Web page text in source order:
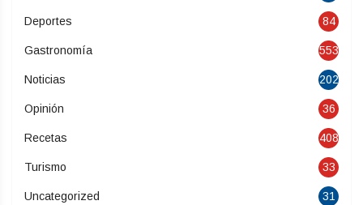
Deportes 84
Gastronomía 553
Noticias 202
Opinión 36
Recetas 408
Turismo 33
Uncategorized 31